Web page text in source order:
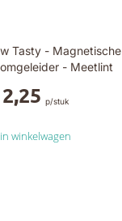
Tasty - Magnetische
- Meetlint
p/stuk
in winkelwagen